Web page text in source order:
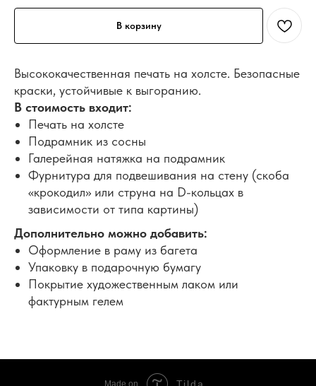
В корзину
Высококачественная печать на холсте. Безопасные
краски, устойчивые к выгоранию.
В стоимость входит:
Печать на холсте
Подрамник из сосны
Галерейная натяжка на подрамник
Фурнитура для подвешивания на стену (скоба
«крокодил» или струна на D-кольцах в
зависимости от типа картины)
Дополнительно можно добавить:
Оформление в раму из багета
Упаковку в подарочную бумагу
Покрытие художественным лаком или
фактурным гелем